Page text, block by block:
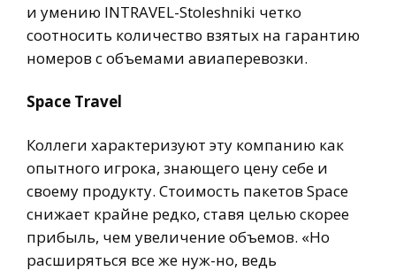
и умению INTRAVEL-Stoleshniki четко
соотносить количество взятых на гарантию
номеров с объемами авиаперевозки.
Space Travel
Коллеги характеризуют эту компанию как
опытного игрока, знающего цену себе и
своему продукту. Стоимость пакетов Space
снижает крайне редко, ставя целью скорее
прибыль, чем увеличение объемов. «Но
расширяться все же нуж-но, ведь